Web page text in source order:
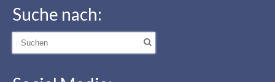
Suche nach:
Suche